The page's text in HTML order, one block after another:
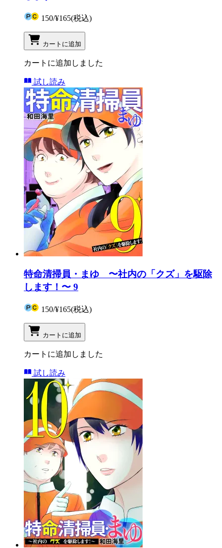
150/¥165(税込)
カートに追加
カートに追加しました
試し読み
特命清掃員・まゆ 〜社内の「クズ」を駆除
します！〜 9
150/¥165(税込)
カートに追加
カートに追加しました
試し読み